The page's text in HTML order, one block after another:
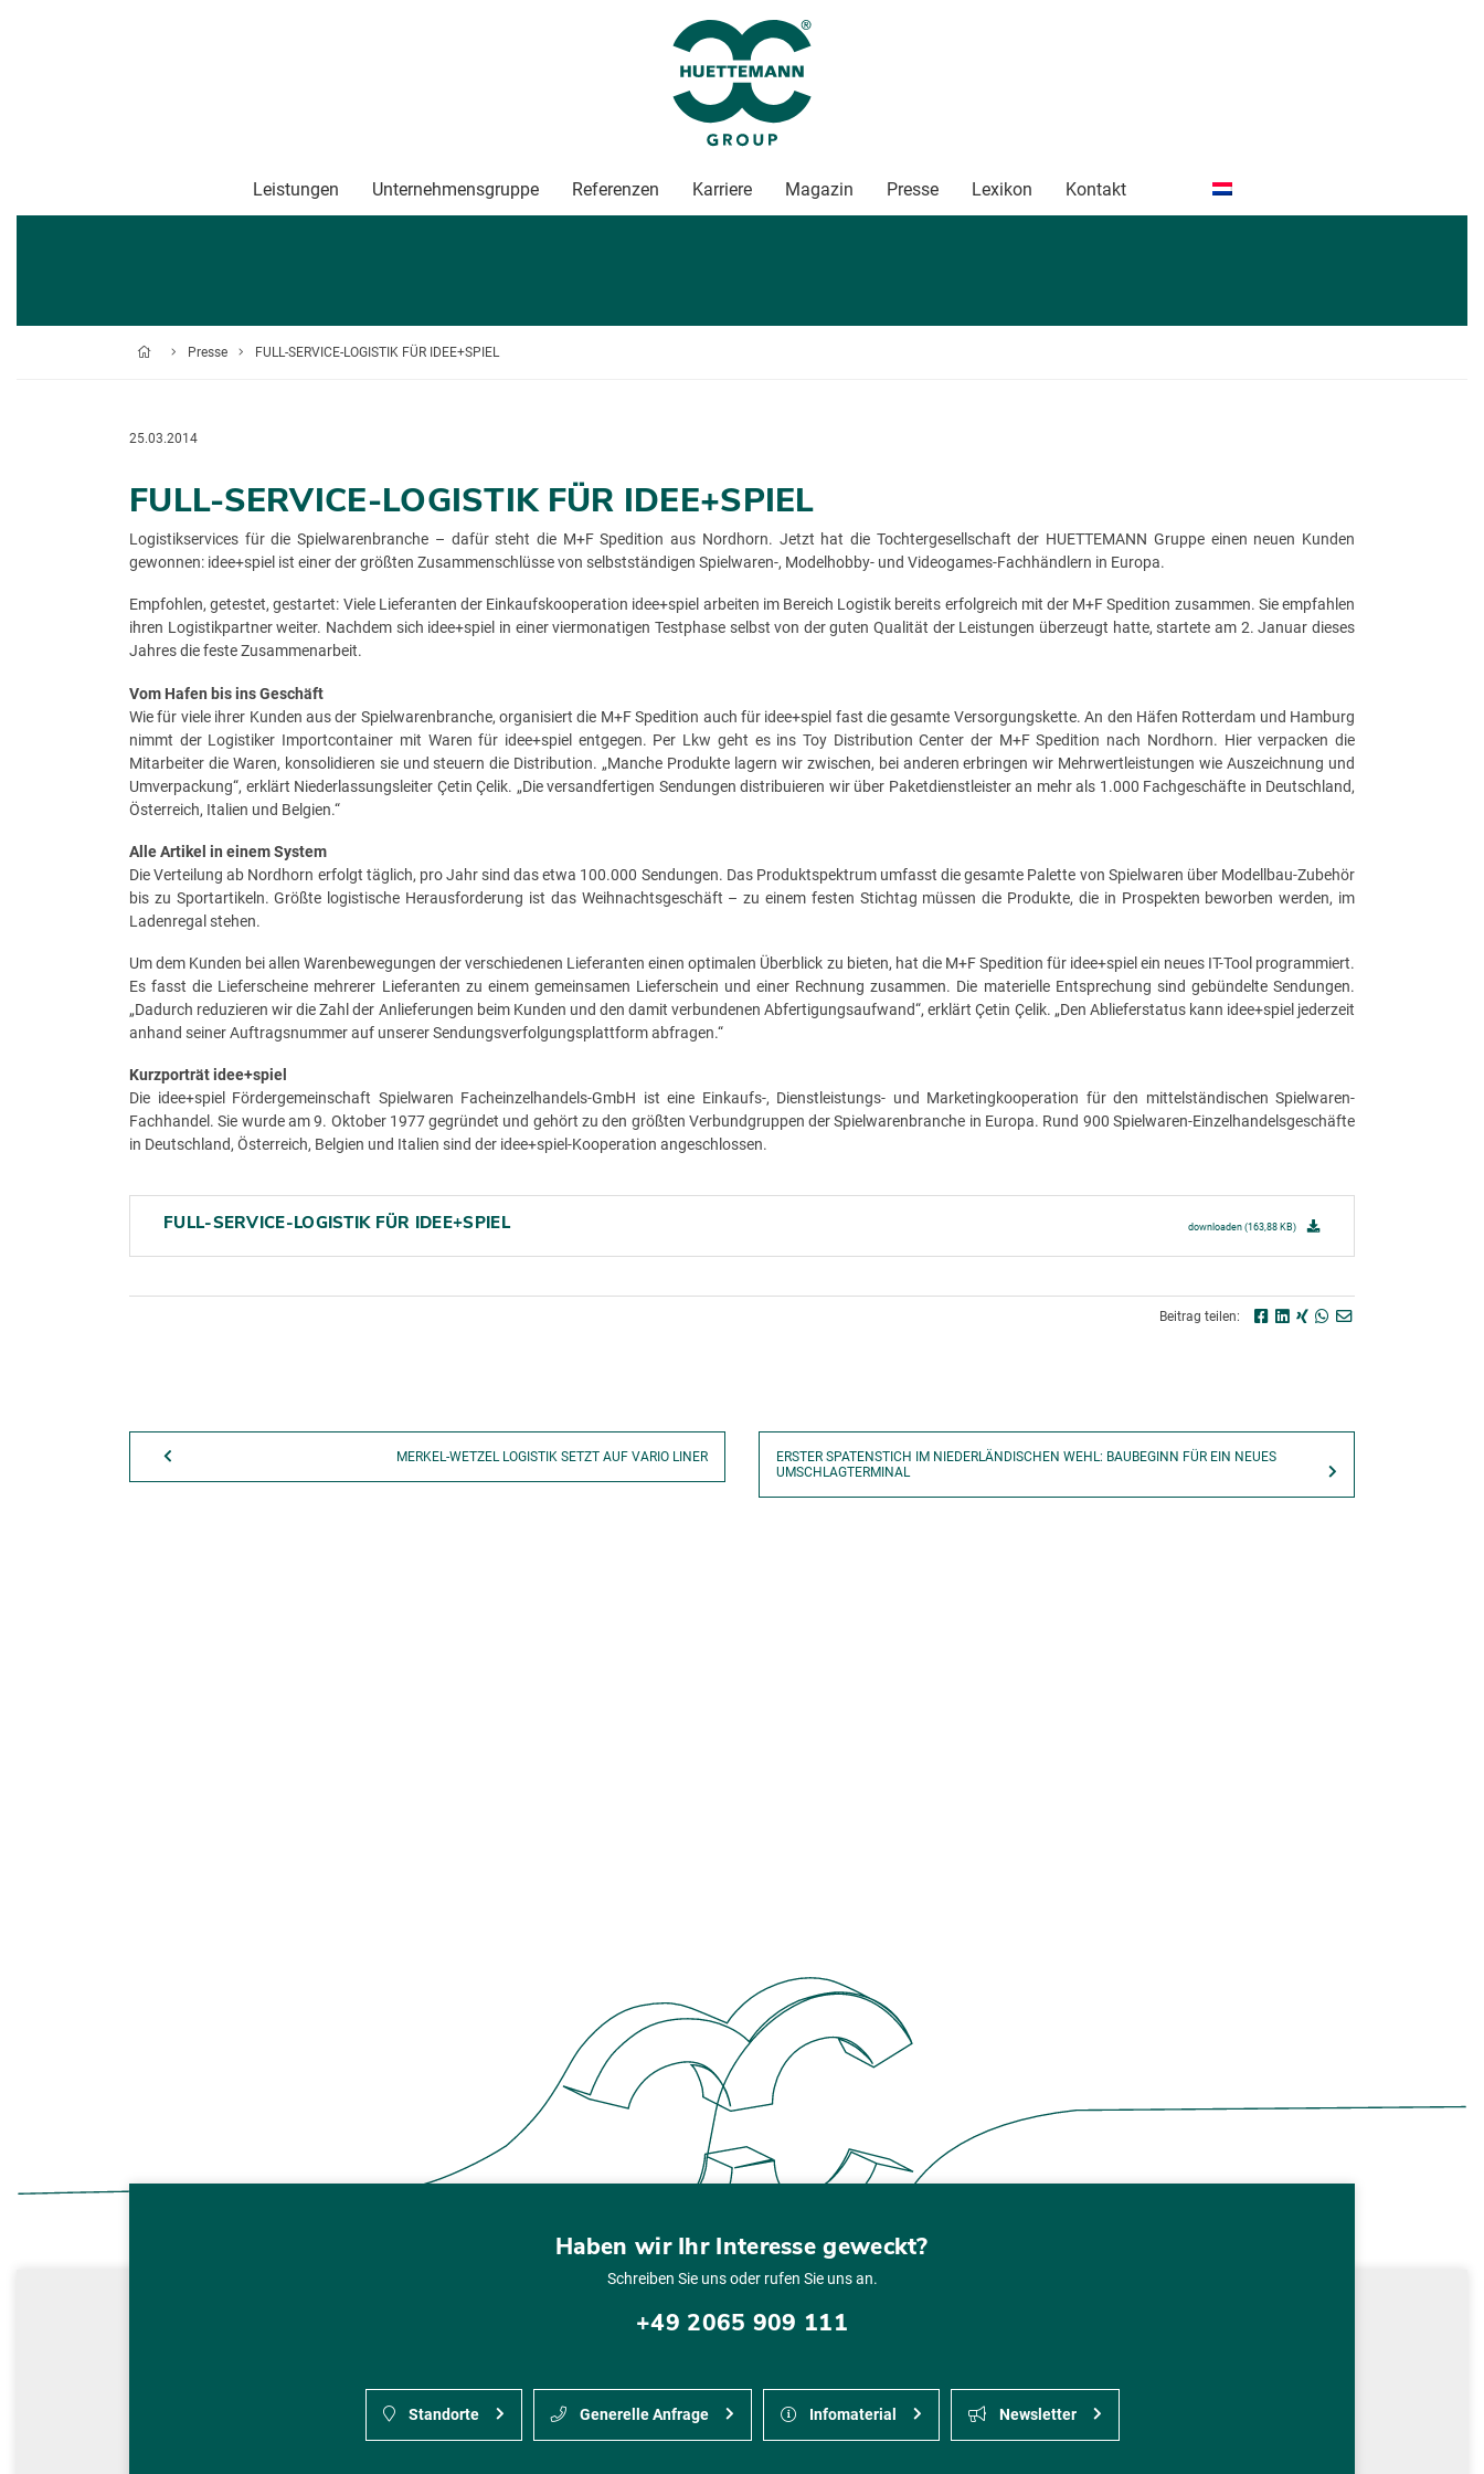
Presse FULL-SERVICE-LOGISTIK FÜR IDEE+SPIEL
25.03.2014
FULL-SERVICE-LOGISTIK FÜR IDEE+SPIEL
Logistikservices für die Spielwarenbranche – dafür steht die M+F Spedition aus Nordhorn. Jetzt hat die Tochtergesellschaft der HUETTEMANN Gruppe einen neuen Kunden
gewonnen: idee+spiel ist einer der größten Zusammenschlüsse von selbstständigen Spielwaren-, Modelhobby- und Videogames-Fachhändlern in Europa.
Empfohlen, getestet, gestartet: Viele Lieferanten der Einkaufskooperation idee+spiel arbeiten im Bereich Logistik bereits erfolgreich mit der M+F Spedition zusammen. Sie empfahlen
ihren Logistikpartner weiter. Nachdem sich idee+spiel in einer viermonatigen Testphase selbst von der guten Qualität der Leistungen überzeugt hatte, startete am 2. Januar dieses
Jahres die feste Zusammenarbeit.
Vom Hafen bis ins Geschäft
Wie für viele ihrer Kunden aus der Spielwarenbranche, organisiert die M+F Spedition auch für idee+spiel fast die gesamte Versorgungskette. An den Häfen Rotterdam und Hamburg
nimmt der Logistiker Importcontainer mit Waren für idee+spiel entgegen. Per Lkw geht es ins Toy Distribution Center der M+F Spedition nach Nordhorn. Hier verpacken die
Mitarbeiter die Waren, konsolidieren sie und steuern die Distribution. „Manche Produkte lagern wir zwischen, bei anderen erbringen wir Mehrwertleistungen wie Auszeichnung und
Umverpackung“, erklärt Niederlassungsleiter Çetin Çelik. „Die versandfertigen Sendungen distribuieren wir über Paketdienstleister an mehr als 1.000 Fachgeschäfte in Deutschland,
Österreich, Italien und Belgien.“
Alle Artikel in einem System
Die Verteilung ab Nordhorn erfolgt täglich, pro Jahr sind das etwa 100.000 Sendungen. Das Produktspektrum umfasst die gesamte Palette von Spielwaren über Modellbau-Zubehör
bis zu Sportartikeln. Größte logistische Herausforderung ist das Weihnachtsgeschäft – zu einem festen Stichtag müssen die Produkte, die in Prospekten beworben werden, im
Ladenregal stehen.
Um dem Kunden bei allen Warenbewegungen der verschiedenen Lieferanten einen optimalen Überblick zu bieten, hat die M+F Spedition für idee+spiel ein neues IT-Tool programmiert.
Es fasst die Lieferscheine mehrerer Lieferanten zu einem gemeinsamen Lieferschein und einer Rechnung zusammen. Die materielle Entsprechung sind gebündelte Sendungen.
„Dadurch reduzieren wir die Zahl der Anlieferungen beim Kunden und den damit verbundenen Abfertigungsaufwand“, erklärt Çetin Çelik. „Den Ablieferstatus kann idee+spiel jederzeit
anhand seiner Auftragsnummer auf unserer Sendungsverfolgungsplattform abfragen.“
Kurzporträt idee+spiel
Die idee+spiel Fördergemeinschaft Spielwaren Facheinzelhandels-GmbH ist eine Einkaufs-, Dienstleistungs- und Marketingkooperation für den mittelständischen Spielwaren-
Fachhandel. Sie wurde am 9. Oktober 1977 gegründet und gehört zu den größten Verbundgruppen der Spielwarenbranche in Europa. Rund 900 Spielwaren-Einzelhandelsgeschäfte
in Deutschland, Österreich, Belgien und Italien sind der idee+spiel-Kooperation angeschlossen.
FULL-SERVICE-LOGISTIK FÜR IDEE+SPIEL downloaden (163,88 KB)
Beitrag teilen:
MERKEL-WETZEL LOGISTIK SETZT AUF VARIO LINER
ERSTER SPATENSTICH IM NIEDERLÄNDISCHEN WEHL: BAUBEGINN FÜR EIN NEUES
UMSCHLAGTERMINAL
Haben wir Ihr Interesse geweckt?
Schreiben Sie uns oder rufen Sie uns an.
+49 2065 909 111
Standorte Generelle Anfrage Infomaterial Newsletter
Leistungen Unternehmensgruppe Referenzen Karriere Magazin Presse Lexikon Kontakt